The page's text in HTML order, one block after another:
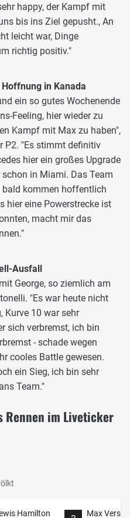
happy, der Kampf mit
bis ins Ziel gepusht., An
leicht war, Dinge
richtig positiv."
in Kanada
ein so gutes Wochenende
Feeling, hier wieder zu
Kampf mit Max zu haben",
P2. "Es stimmt definitiv
hier ein großes Upgrade
in Miami. Das Team
bald kommen hoffentlich
hier eine Powerstrecke ist
macht mir das
Ausfall
George, so ziemlich am
"Es war heute nicht
Kurve 10 war sehr
sich verbremst, ich bin
- schade wegen
cooles Battle gewesen.
ein Sieg, ich bin sehr
Team."
Rennen im Liveticker
Hamilton Max